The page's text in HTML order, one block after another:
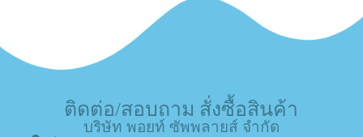
ติดต่อ/สอบถาม สั่งซื้อสินค้า
บริษัท พอยท์ ซัพพลายส์ จำกัด